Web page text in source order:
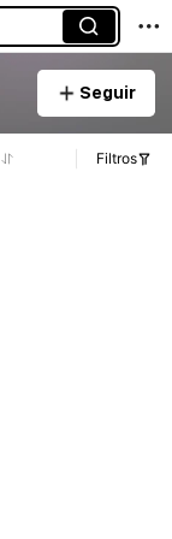
Seguir
Filtros